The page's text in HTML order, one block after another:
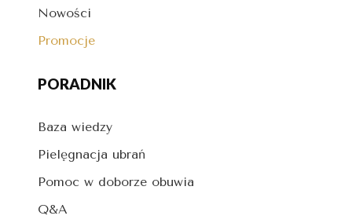
Nowości
Promocje
PORADNIK
Baza wiedzy
Pielęgnacja ubrań
Pomoc w doborze obuwia
Q&A